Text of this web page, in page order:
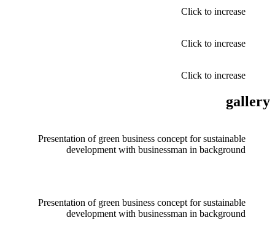
Click to increase
Click to increase
Click to increase
gallery
Presentation of green business concept for sustainable
development with businessman in background
Presentation of green business concept for sustainable
development with businessman in background